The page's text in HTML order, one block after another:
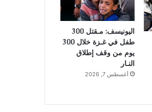
اليونيسف: مـقتل 300
طفل في غـزة خلال 300
يوم من وقف إطلاق
النـار
أغسطس 7, 2026